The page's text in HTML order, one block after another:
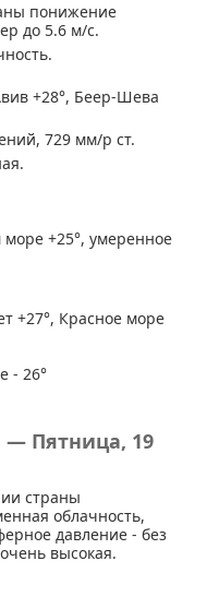
понижение
до 5.6 м/с.
+28°, Беер-Шева
729 мм/р ст.
+25°, умеренное
+27°, Красное море
- 26°
— Пятница, 19
страны
облачность,
давление - без
высокая.